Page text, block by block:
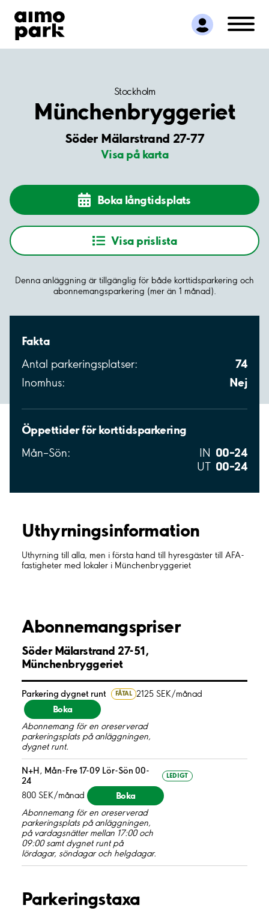
Hitta parkering
Samarbete
Kundservice
Stockholm
Münchenbryggeriet
Söder Mälarstrand 27-77
Visa på karta
Boka långtidsplats
Visa prislista
Denna anläggning är tillgänglig för både korttidsparkering och
abonnemangsparkering (mer än 1 månad).
Fakta
Antal parkeringsplatser: 74
Inomhus: Nej
Öppettider för korttidsparkering
Mån–Sön: IN 00–24
UT 00–24
Uthyrnings­information
Uthyrning till alla, men i första hand till hyresgäster till AFA-
fastigheter med lokaler i Münchenbryggeriet
Abonnemangspriser
Söder Mälarstrand 27-51,
Münchenbryggeriet
Parkering dygnet runt FÅTAL 2125 SEK/månad
Boka
Abonnemang för en oreserverad
parkeringsplats på anläggningen,
dygnet runt.
N+H, Mån-Fre 17-09 Lör-Sön 00-
24
LEDIGT
800 SEK/månad Boka
Abonnemang för en oreserverad
parkeringsplats på anläggningen,
på vardagsnätter mellan 17:00 och
09:00 samt dygnet runt på
lördagar, söndagar och helgdagar.
Parkeringstaxa